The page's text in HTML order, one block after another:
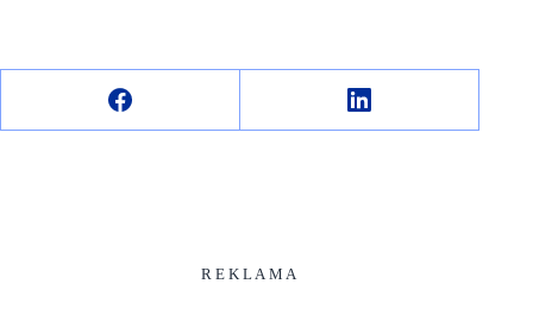
R E K L A M A